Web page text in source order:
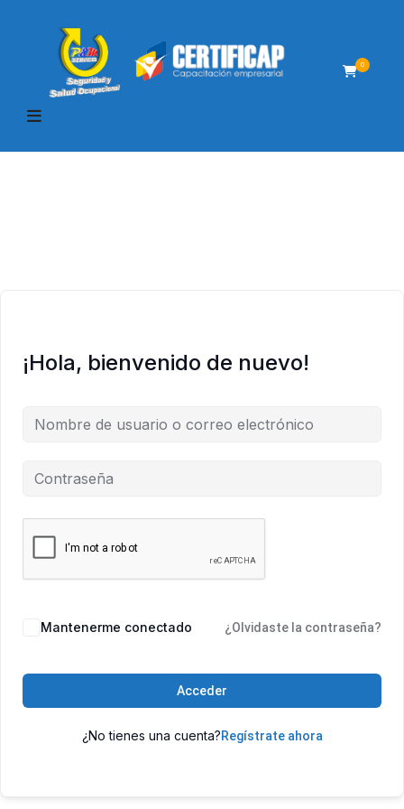
0
¡Hola, bienvenido de nuevo!
Mantenerme conectado ¿Olvidaste la contraseña?
Acceder
¿No tienes una cuenta?Regístrate ahora